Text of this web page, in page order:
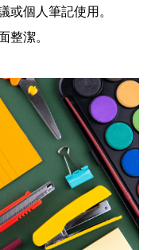
或個人筆記使用。
整潔。